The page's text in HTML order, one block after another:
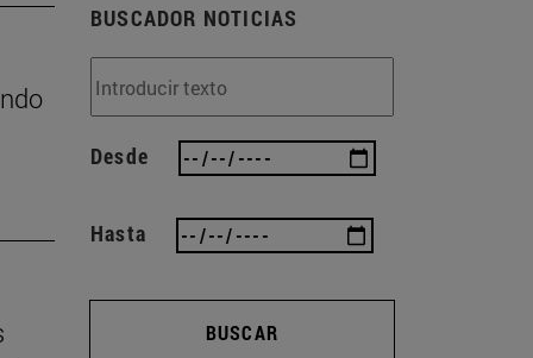
BUSCADOR NOTICIAS
Desde
Hasta
BUSCAR